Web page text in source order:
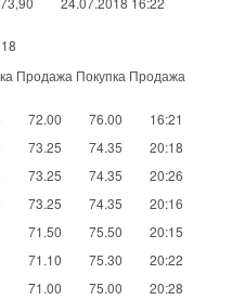
Продажа Покупка Продажа
72.00 76.00
16:21
73.25 74.35
20:18
73.25 74.35
20:26
73.25 74.35
20:16
71.50 75.50
20:15
71.10 75.30
20:22
71.00 75.00 20:28